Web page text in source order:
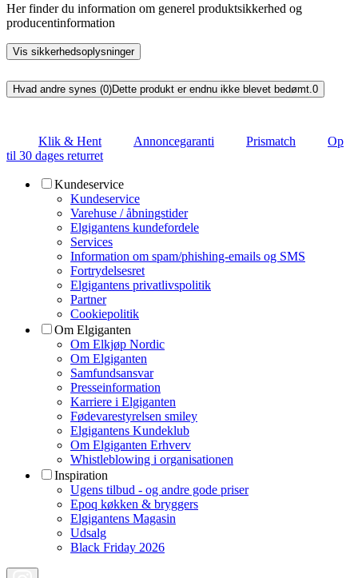
Her finder du information om generel produktsikkerhed og
producentinformation
Vis sikkerhedsoplysninger
Hvad andre synes (0)Dette produkt er endnu ikke blevet bedømt. 0
Klik & Hent Annoncegaranti Prismatch
Op
til 30 dages returret
Kundeservice
Kundeservice
Varehuse / åbningstider
Elgigantens kundefordele
Services
Information om spam/phishing-emails og SMS
Fortrydelsesret
Elgigantens privatlivspolitik
Partner
Cookiepolitik
Om Elgiganten
Om Elkjøp Nordic
Om Elgiganten
Samfundsansvar
Presseinformation
Karriere i Elgiganten
Fødevarestyrelsen smiley
Elgigantens Kundeklub
Om Elgiganten Erhverv
Whistleblowing i organisationen
Inspiration
Ugens tilbud - og andre gode priser
Epoq køkken & bryggers
Elgigantens Magasin
Udsalg
Black Friday 2026